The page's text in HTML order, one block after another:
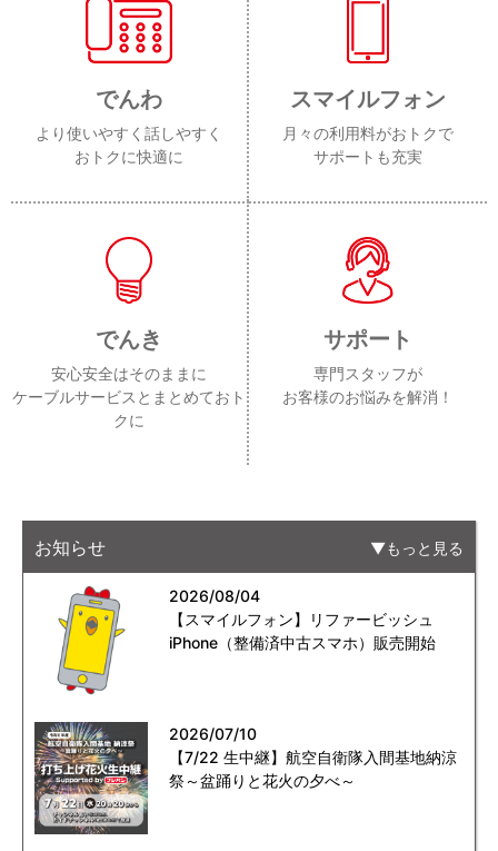
でんわ
より使いやすく話しやすく
おトクに快適に
スマイルフォン
月々の利用料がおトクで
サポートも充実
でんき
安心安全はそのままに
ケーブルサービスとまとめておト
クに
サポート
専門スタッフが
お客様のお悩みを解消！
お知らせ もっと見る
2026/08/04
【スマイルフォン】リファービッシュ
iPhone（整備済中古スマホ）販売開始
2026/07/10
【7/22 生中継】航空自衛隊入間基地納涼
祭～盆踊りと花火の夕べ～